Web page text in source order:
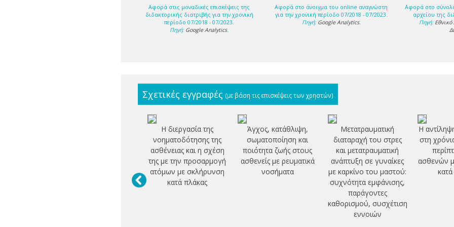
Αφορά στις μοναδικές επισκέψεις της
διδακτορικής διατριβής για την χρονική
περίοδο 07/2018 - 07/2023.
Πηγή: Google Analytics.
Αφορά στο άνοιγμα του online αναγνώστη
για την χρονική περίοδο 07/2018 - 07/2023.
Πηγή: Google Analytics.
Αφορά στο
αρχείου της
Πηγή: Εθνικό
Σχετικές εγγραφές (με βάση τις επισκέψεις των χρηστών)
Η διεργασία της
νοηματοδότησης της
ασθένειας και η σχέση
της με την προσαρμογή
ατόμων με σκλήρυνση
κατά πλάκας
Άγχος, κατάθλιψη,
σωματοποίηση και
ποιότητα ζωής στους
ασθενείς με ρευματικά
νοσήματα
Μετατραυματική
διαταραχή του στρες
και μετατραυματική
ανάπτυξη σε γυναίκες
με καρκίνο του μαστού:
συχνότητα εμφάνισης,
παράγοντες
καθορισμού, συσχέτιση
εννοιών
Η
στη
ασθενών